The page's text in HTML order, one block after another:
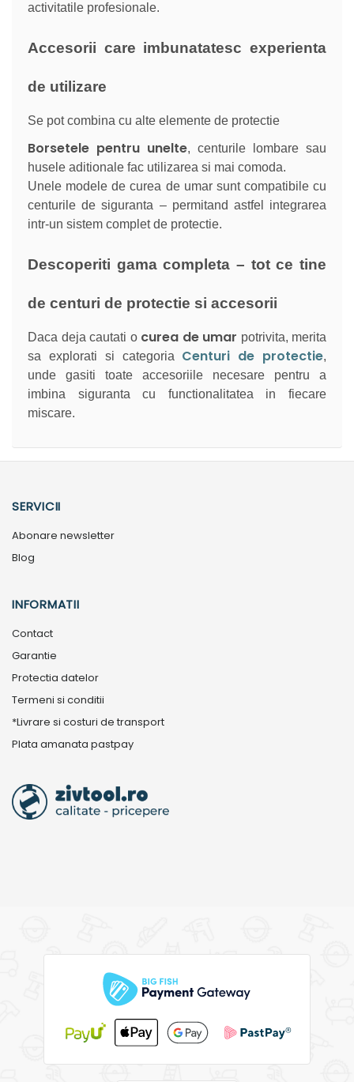
activitatile profesionale.
Accesorii care imbunatatesc experienta
de utilizare
Se pot combina cu alte elemente de protectie
Borsetele pentru unelte, centurile lombare sau
husele aditionale fac utilizarea si mai comoda.
Unele modele de curea de umar sunt compatibile cu
centurile de siguranta – permitand astfel integrarea
intr-un sistem complet de protectie.
Descoperiti gama completa – tot ce tine
de centuri de protectie si accesorii
Daca deja cautati o curea de umar potrivita, merita
sa explorati si categoria Centuri de protectie,
unde gasiti toate accesoriile necesare pentru a
imbina siguranta cu functionalitatea in fiecare
miscare.
SERVICII
Abonare newsletter
Blog
INFORMATII
Contact
Garantie
Protectia datelor
Termeni si conditii
*Livrare si costuri de transport
Plata amanata pastpay